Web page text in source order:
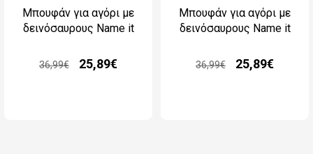
Μπουφάν για αγόρι με
δεινόσαυρους Name it
36,99€ 25,89€
Μπουφάν για αγόρι με
δεινόσαυρους Name it
36,99€ 25,89€